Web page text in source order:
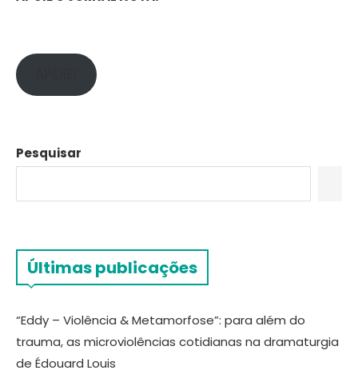
Pesquisar
Últimas publicações
“Eddy – Violência & Metamorfose”: para além do
trauma, as microviolências cotidianas na dramaturgia
de Édouard Louis